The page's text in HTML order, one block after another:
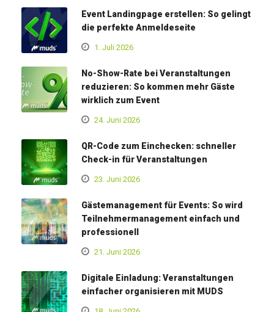
Event Landingpage erstellen: So gelingt
die perfekte Anmeldeseite
1. Juli 2026
No-Show-Rate bei Veranstaltungen
reduzieren: So kommen mehr Gäste
wirklich zum Event
24. Juni 2026
QR-Code zum Einchecken: schneller
Check-in für Veranstaltungen
23. Juni 2026
Gästemanagement für Events: So wird
Teilnehmermanagement einfach und
professionell
21. Juni 2026
Digitale Einladung: Veranstaltungen
einfacher organisieren mit MUDS